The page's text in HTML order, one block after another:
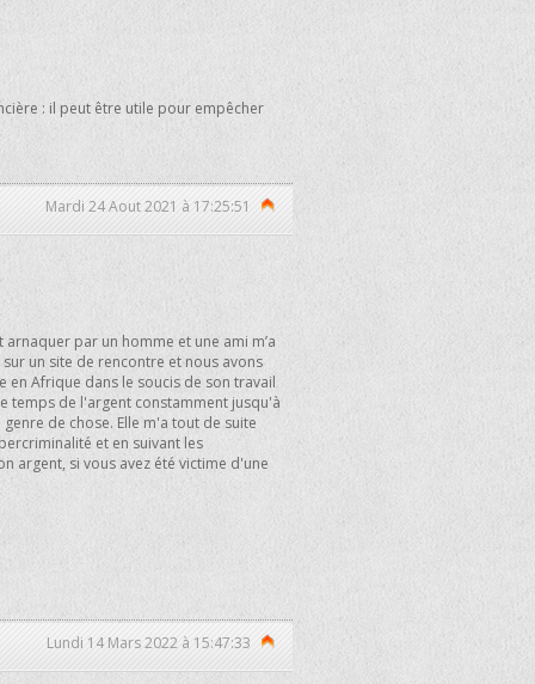
: il peut être utile pour empêcher
Mardi 24 Aout 2021 à 17:25:51
par un homme et une ami m’a
un site de rencontre et nous avons
en Afrique dans le soucis de son travail
temps de l'argent constamment jusqu'à
de chose. Elle m'a tout de suite
et en suivant les
argent, si vous avez été victime d'une
Lundi 14 Mars 2022 à 15:47:33